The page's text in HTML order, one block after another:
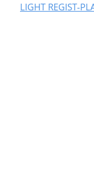
LIGHT REGIST-